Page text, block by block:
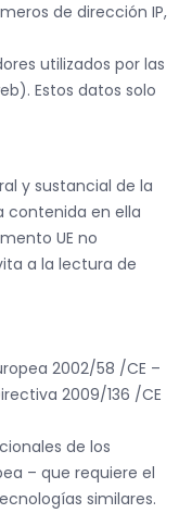
de dirección IP,
utilizados por las
Estos datos solo
y sustancial de la
contenida en ella
UE no
a la lectura de
2002/58 /CE –
2009/136 /CE
de los
– que requiere el
similares.